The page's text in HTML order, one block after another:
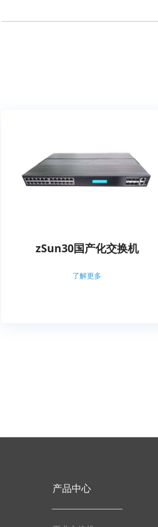
zSun30国产化交换机
了解更多
产品中心